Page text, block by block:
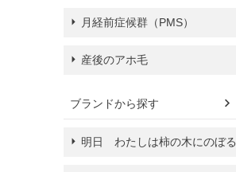
月経前症候群（PMS）
産後のアホ毛
ブランドから探す
明日 わたしは柿の木にのぼる